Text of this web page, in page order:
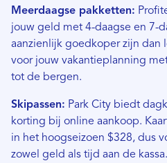
Meerdaagse pakketten:
jouw geld met 4-daagse en 7-
aanzienlijk goedkoper zijn dan
voor jouw vakantieplanning
tot de bergen.
Skipassen: Park City biedt
korting bij online aankoop.
in het hoogseizoen $328, dus
zowel geld als tijd aan de kassa.